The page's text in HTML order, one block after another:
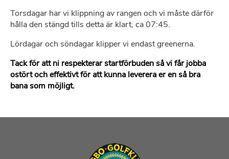
Torsdagar har vi klippning av rangen och vi måste därför
hålla den stängd tills detta är klart, ca 07:45.
Lördagar och söndagar klipper vi endast greenerna.
Tack för att ni respekterar startförbuden så vi får jobba
ostört och effektivt för att kunna leverera er en så bra
bana som möjligt.